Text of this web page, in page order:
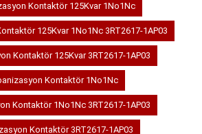
Kontaktör 125Kvar 1No1Nc
125Kvar 1No1Nc 3RT2617-1AP03
Kontaktör 125Kvar 3RT2617-1AP03
Kontaktör 1No1Nc
Kontaktör 1No1Nc 3RT2617-1AP03
Kontaktör 3RT2617-1AP03